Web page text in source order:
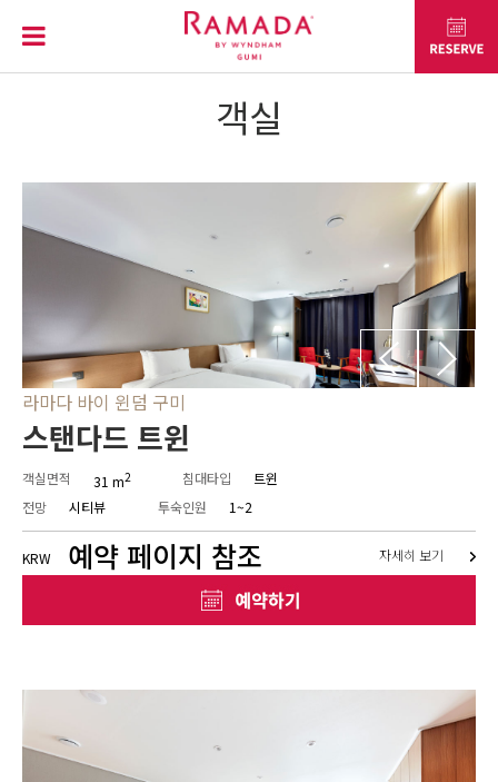
객실
라마다 바이 윈덤 구미
스탠다드 트윈
객실면적 31 m2 침대타입
트윈
전망
시티뷰 투숙인원 1~2
KRW 예약 페이지 참조 자세히 보기